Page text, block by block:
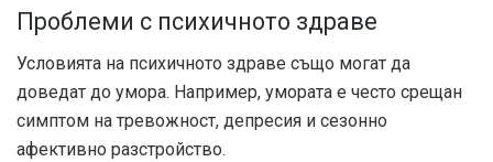
Проблеми с психичното здраве
Условията на психичното здраве също могат да
доведат до умора. Например, умората е често срещан
симптом на тревожност, депресия и сезонно
афективно разстройство.